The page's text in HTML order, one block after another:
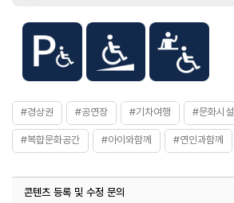
#경상권 #공연장 #기차여행 #문화시설
#복합문화공간 #아이와함께 #연인과함께
#친구와함께
콘텐츠 등록 및 수정 문의